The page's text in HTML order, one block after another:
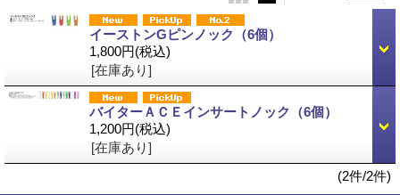
イーストンGピンノック（6個）
1,800円(税込)
[在庫あり]
バイターＡＣＥインサートノック（6個）
1,200円(税込)
[在庫あり]
(2件/2件)